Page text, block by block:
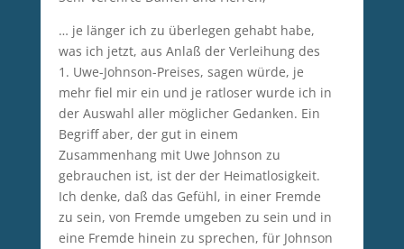
… je länger ich zu überlegen gehabt habe,
was ich jetzt, aus Anlaß der Verleihung des
1. Uwe-Johnson-Preises, sagen würde, je
mehr fiel mir ein und je ratloser wurde ich in
der Auswahl aller möglicher Gedanken. Ein
Begriff aber, der gut in einem
Zusammenhang mit Uwe Johnson zu
gebrauchen ist, ist der der Heimatlosigkeit.
Ich denke, daß das Gefühl, in einer Fremde
zu sein, von Fremde umgeben zu sein und in
eine Fremde hinein zu sprechen, für Johnson